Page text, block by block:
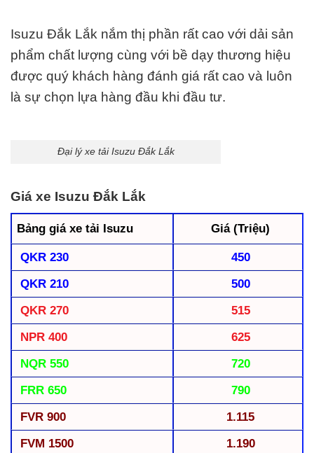
Isuzu Đắk Lắk nắm thị phần rất cao với dải sản
phẩm chất lượng cùng với bề dạy thương hiệu
được quý khách hàng đánh giá rất cao và luôn
là sự chọn lựa hàng đầu khi đầu tư.
Đại lý xe tải Isuzu Đắk Lắk
Giá xe Isuzu Đắk Lắk
Bảng giá xe tải Isuzu Giá (Triệu)
QKR 230
450
QKR 210
500
QKR 270
515
NPR 400
625
NQR 550
720
FRR 650
790
FVR 900
1.115
FVM 1500
1.190